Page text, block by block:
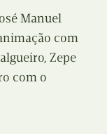
Manuel
com
Zepe
com o